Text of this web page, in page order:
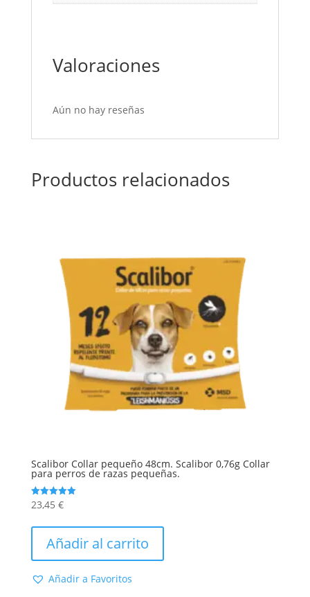
Valoraciones
Aún no hay reseñas
Productos relacionados
Scalibor Collar pequeño 48cm. Scalibor 0,76g Collar
para perros de razas pequeñas.
Valorado
con
de 5
23,45 €
Añadir al carrito
Añadir a Favoritos